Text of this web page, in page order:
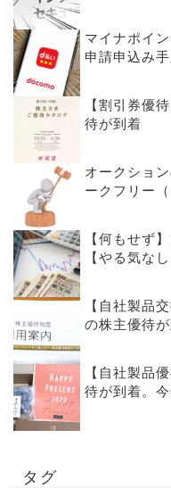
マイナポイ
申請申込み
【割引券優
待が到着
オークショ
ークフリー
【何もせず
【やる気なし
【自社製品
の株主優待
【自社製品
待が到着。
タグ